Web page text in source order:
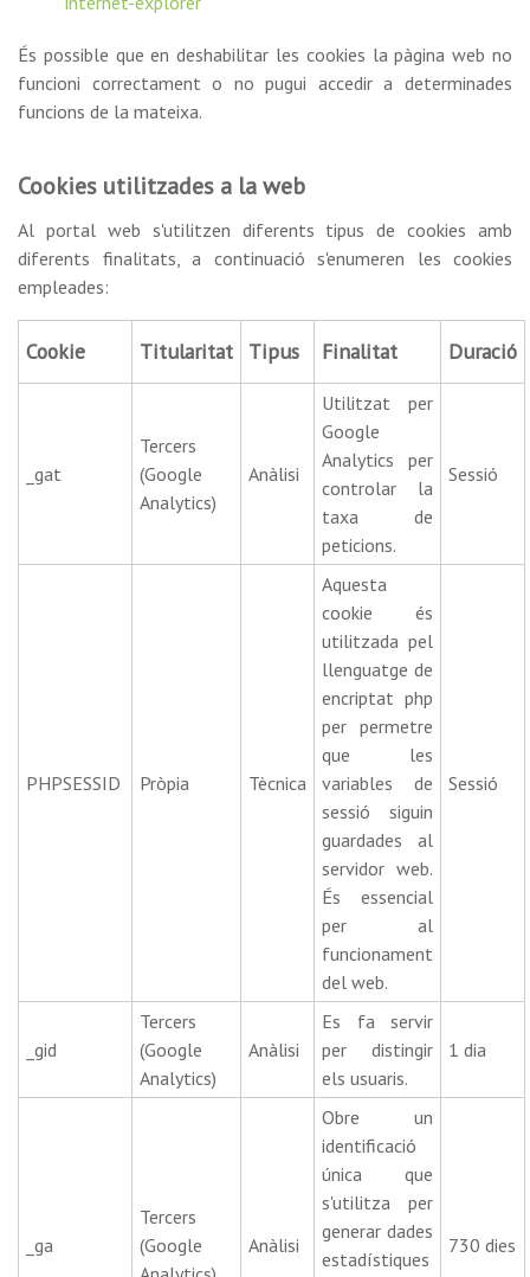
És possible que en deshabilitar les cookies la pàgina web no
funcioni correctament o no pugui accedir a determinades
funcions de la mateixa.
Cookies utilitzades a la web
Al portal web s'utilitzen diferents tipus de cookies amb
diferents finalitats, a continuació s'enumeren les cookies
empleades:
Cookie Titularitat Tipus Finalitat Duració
_gat
Tercers
(Google
Analytics)
Anàlisi
Utilitzat per
Google
Analytics per
controlar la
taxa de
peticions.
Sessió
PHPSESSID Pròpia Tècnica
Aquesta
cookie és
utilitzada pel
llenguatge de
encriptat php
per permetre
que les
variables de
sessió siguin
guardades al
servidor web.
És essencial
per al
funcionament
del web.
Sessió
_gid
Tercers
(Google
Analytics)
Anàlisi
Es fa servir
per distingir
els usuaris.
1 dia
_ga
Tercers
(Google
Anàlisi
Obre un
identificació
única que
s'utilitza per
generar dades
estadístiques
730 dies